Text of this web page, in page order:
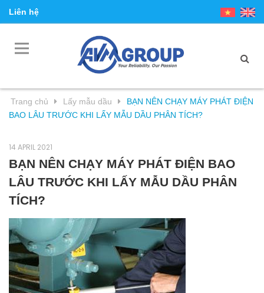
Liên hệ
Trang chủ Lấy mẫu dầu
BẠN NÊN CHẠY MÁY PHÁT ĐIỆN
BAO LÂU TRƯỚC KHI LẤY MẪU DẦU PHÂN TÍCH?
14 APRIL 2021
BẠN NÊN CHẠY MÁY PHÁT ĐIỆN BAO
LÂU TRƯỚC KHI LẤY MẪU DẦU PHÂN
TÍCH?